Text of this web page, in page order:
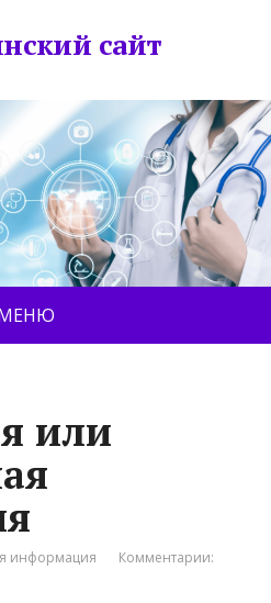
сайт
или
информация
Комментарии: